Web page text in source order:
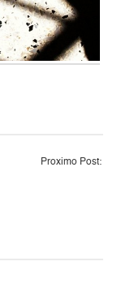
Proximo Post: